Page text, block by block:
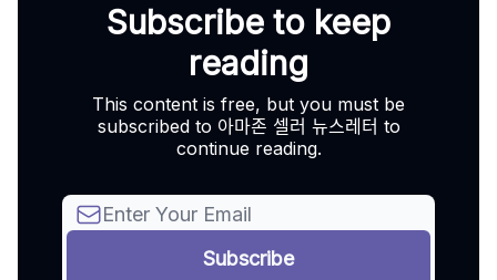
Subscribe to keep
reading
This content is free, but you must be
subscribed to 아마존 셀러 뉴스레터 to
continue reading.